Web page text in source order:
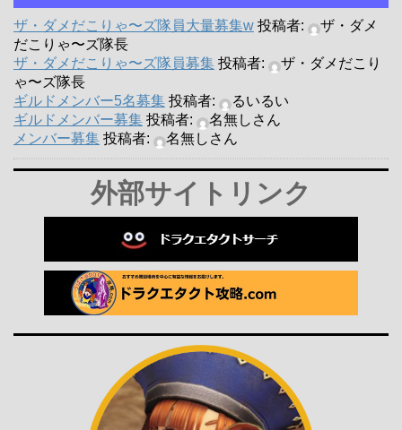
ザ・ダメだこりゃ〜ズ隊員大量募集w 投稿者:
ザ・ダメ
だこりゃ〜ズ隊長
ザ・ダメだこりゃ〜ズ隊員募集 投稿者:
ザ・ダメだこり
ゃ〜ズ隊長
ギルドメンバー5名募集 投稿者:
るいるい
ギルドメンバー募集 投稿者:
名無しさん
メンバー募集 投稿者: 名無しさん
外部サイトリンク